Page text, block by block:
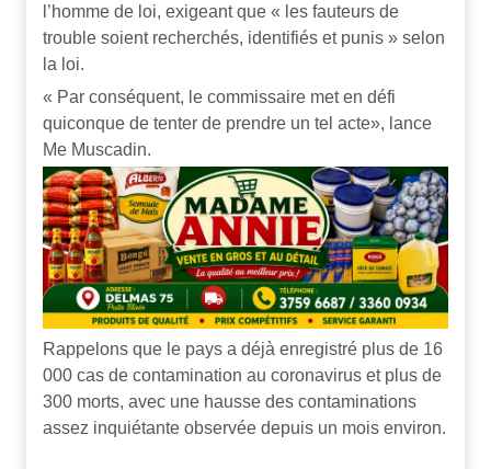
l’homme de loi, exigeant que « les fauteurs de
trouble soient recherchés, identifiés et punis » selon
la loi.
« Par conséquent, le commissaire met en défi
quiconque de tenter de prendre un tel acte», lance
Me Muscadin.
Rappelons que le pays a déjà enregistré plus de 16
000 cas de contamination au coronavirus et plus de
300 morts, avec une hausse des contaminations
assez inquiétante observée depuis un mois environ.